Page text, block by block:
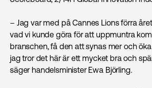
– Jag var med på Cannes Lions förra
vad vi kunde göra för att uppmuntra
branschen, få den att synas mer och
jag tror det här är ett mycket bra och
säger handelsminister Ewa Björling.